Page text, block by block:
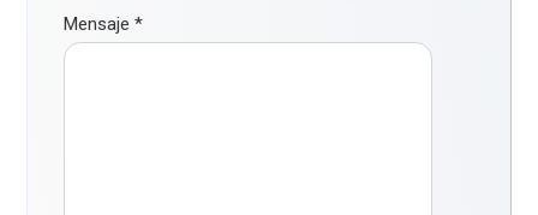
Mensaje*